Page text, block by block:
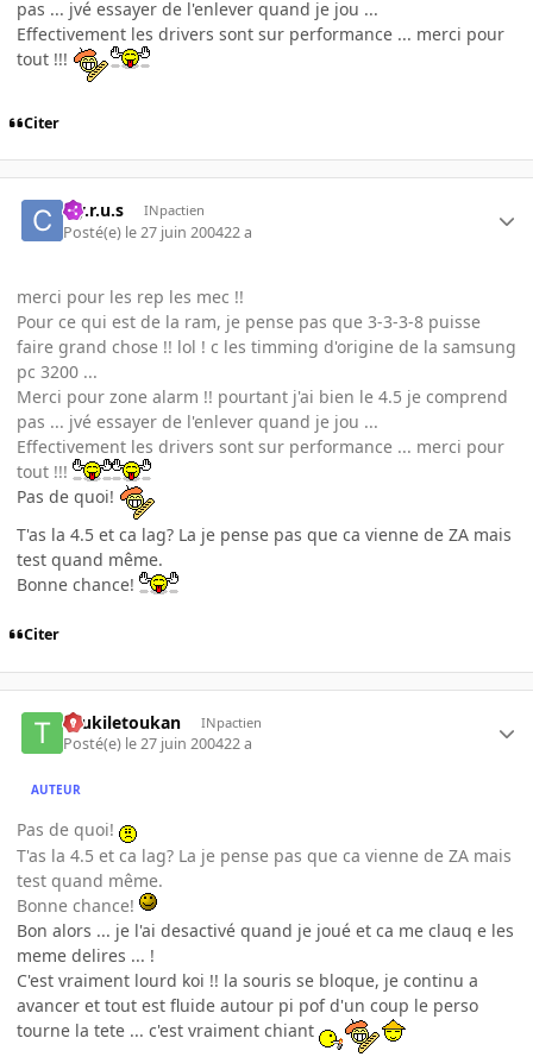
pas ... jvé essayer de l'enlever quand je jou ...
Effectivement les drivers sont sur performance ... merci pour
tout !!!
Citer
c.y.r.u.s INpactien
Posté(e) le 27 juin 200422 a
merci pour les rep les mec !!
Pour ce qui est de la ram, je pense pas que 3-3-3-8 puisse
faire grand chose !! lol ! c les timming d'origine de la samsung
pc 3200 ...
Merci pour zone alarm !! pourtant j'ai bien le 4.5 je comprend
pas ... jvé essayer de l'enlever quand je jou ...
Effectivement les drivers sont sur performance ... merci pour
tout !!!
Pas de quoi!
T'as la 4.5 et ca lag? La je pense pas que ca vienne de ZA mais
test quand même.
Bonne chance!
Citer
toukiletoukan INpactien
Posté(e) le 27 juin 200422 a
AUTEUR
Pas de quoi!
T'as la 4.5 et ca lag? La je pense pas que ca vienne de ZA mais
test quand même.
Bonne chance!
Bon alors ... je l'ai desactivé quand je joué et ca me clauq e les
meme delires ... !
C'est vraiment lourd koi !! la souris se bloque, je continu a
avancer et tout est fluide autour pi pof d'un coup le perso
tourne la tete ... c'est vraiment chiant